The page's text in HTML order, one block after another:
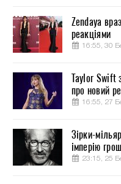
Zendaya
реакціями
16:55, 30
Taylor Swift
про новий
16:55, 27
Зірки-
імперію
23:15, 25